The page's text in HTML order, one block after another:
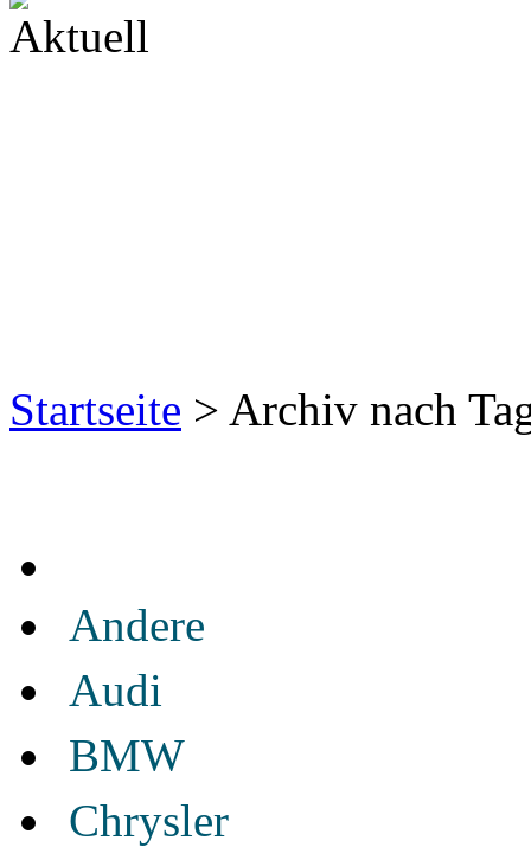
Startseite > Archiv nach
Andere
Audi
BMW
Chrysler